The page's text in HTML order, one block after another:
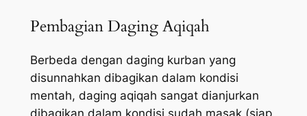
Pembagian Daging Aqiqah
Berbeda dengan daging kurban yang
disunnahkan dibagikan dalam kondisi
mentah, daging aqiqah sangat dianjurkan